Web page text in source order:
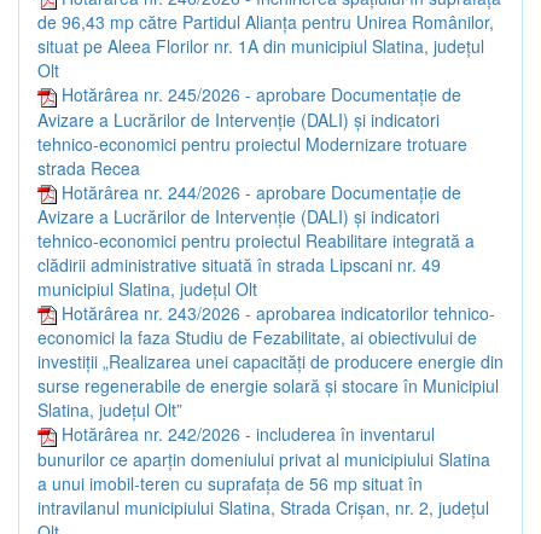
de 96,43 mp către Partidul Alianța pentru Unirea Românilor,
situat pe Aleea Florilor nr. 1A din municipiul Slatina, județul
Olt
Hotărârea nr. 245/2026 - aprobare Documentație de
Avizare a Lucrărilor de Intervenție (DALI) și indicatori
tehnico-economici pentru proiectul Modernizare trotuare
strada Recea
Hotărârea nr. 244/2026 - aprobare Documentație de
Avizare a Lucrărilor de Intervenție (DALI) și indicatori
tehnico-economici pentru proiectul Reabilitare integrată a
clădirii administrative situată în strada Lipscani nr. 49
municipiul Slatina, județul Olt
Hotărârea nr. 243/2026 - aprobarea indicatorilor tehnico-
economici la faza Studiu de Fezabilitate, ai obiectivului de
investiții „Realizarea unei capacități de producere energie din
surse regenerabile de energie solară și stocare în Municipiul
Slatina, județul Olt”
Hotărârea nr. 242/2026 - includerea în inventarul
bunurilor ce aparțin domeniului privat al municipiului Slatina
a unui imobil-teren cu suprafața de 56 mp situat în
intravilanul municipiului Slatina, Strada Crișan, nr. 2, județul